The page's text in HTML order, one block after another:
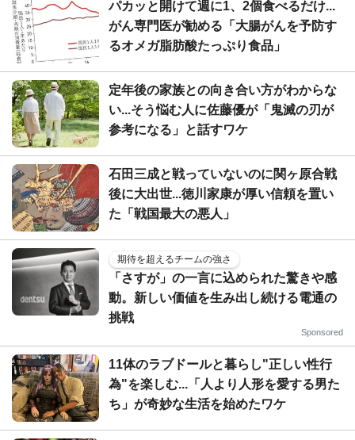
パカッと開けて週に1、2個食べるだけ...
がん専門医が勧める「大腸がんを予防す
るオメガ脂肪酸たっぷり食品」
定年後の家族との向き合い方がわからな
い...そう悩む人に佐藤優が「鬼滅の刃が
参考になる」と話すワケ
石田三成と戦っていないのに関ヶ原合戦
後に大出世...徳川家康が厚い信頼を置い
た「戦国最大の悪人」
期待を超えるチームの強さ
「さすが」の一言に込められた驚きや感
動。新しい価値を生み出し続ける電通の
挑戦
Sponsored
11体のラブドールと暮らし"正しい性行
為"を楽しむ...「人より人形を愛する男た
ち」が奇妙な生活を始めたワケ